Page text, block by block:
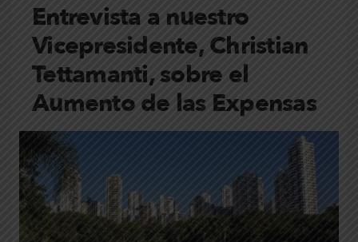
Entrevista a nuestro
Vicepresidente, Christian
Tettamanti, sobre el
Aumento de las Expensas